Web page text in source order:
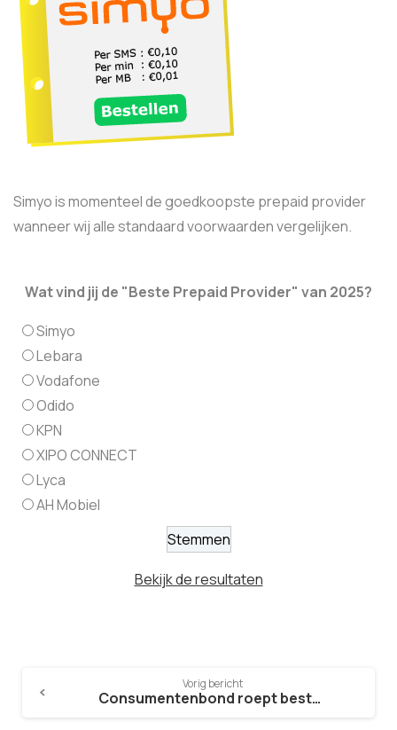
Simyo is momenteel de goedkoopste prepaid provider
wanneer wij alle standaard voorwaarden vergelijken.
Wat vind jij de "Beste Prepaid Provider" van 2025?
Simyo
Lebara
Vodafone
Odido
KPN
XIPO CONNECT
Lyca
AH Mobiel
Bekijk de resultaten
Vorig bericht
Consumentenbond roept beste mobiele provider uit